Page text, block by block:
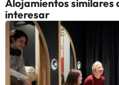
Alojamientos similares
interesar